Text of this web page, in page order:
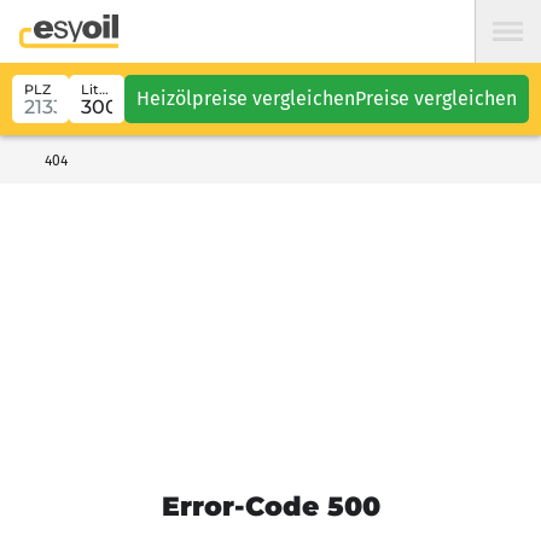
PLZ Liter Heizölpreise vergleichenPreise vergleichen
404
Error-Code 500